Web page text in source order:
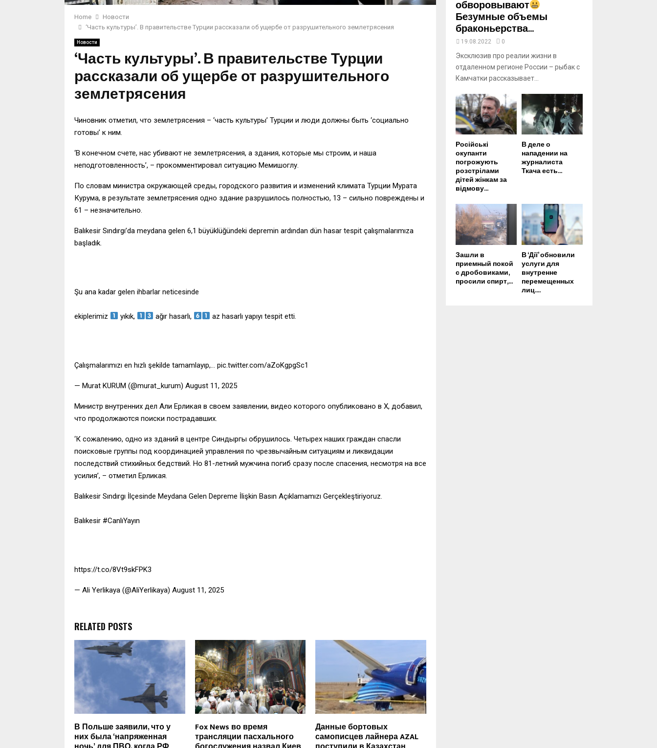
Home
Новости
‘Часть культуры’. В правительстве Турции рассказали об ущербе от разрушительного землетрясения
Новости
‘Часть культуры’. В правительстве Турции
рассказали об ущербе от разрушительного
землетрясения
Чиновник отметил, что землетрясения – ‘часть культуры’ Турции и люди должны быть ‘социально
готовы’ к ним.
‘В конечном счете, нас убивают не землетрясения, а здания, которые мы строим, и наша
неподготовленность’, – прокомментировал ситуацию Мемишоглу.
По словам министра окружающей среды, городского развития и изменений климата Турции Мурата
Курума, в результате землетрясения одно здание разрушилось полностью, 13 – сильно повреждены и
61 – незначительно.
Balıkesir Sındırgı’da meydana gelen 6,1 büyüklüğündeki depremin ardından dün hasar tespit çalışmalarımıza
başladık.
Şu ana kadar gelen ihbarlar neticesinde
ekiplerimiz yıkık, ağır hasarlı, az hasarlı yapıyı tespit etti.
Çalışmalarımızı en hızlı şekilde tamamlayıp,… pic.twitter.com/aZoKgpgSc1
— Murat KURUM (@murat_kurum) August 11, 2025
Министр внутренних дел Али Ерликая в своем заявлении, видео которого опубликовано в Х, добавил,
что продолжаются поиски пострадавших.
‘К сожалению, одно из зданий в центре Синдыргы обрушилось. Четырех наших граждан спасли
поисковые группы под координацией управления по чрезвычайным ситуациям и ликвидации
последствий стихийных бедствий. Но 81-летний мужчина погиб сразу после спасения, несмотря на все
усилия’, – отметил Ерликая.
Balıkesir Sındırgı İlçesinde Meydana Gelen Depreme İlişkin Basın Açıklamamızı Gerçekleştiriyoruz.
Balıkesir #CanlıYayın
https://t.co/8Vt9skFPK3
— Ali Yerlikaya (@AliYerlikaya) August 11, 2025
RELATED POSTS
В Польше заявили, что у
них была ‘напряженная
Fox News во время
трансляции пасхального
Данные бортовых
самописцев лайнера AZAL
обворовывают
Безумные объемы
браконьерства...
19.08.2022 0
Эксклюзив про реалии жизни в
отдаленном регионе России – рыбак с
Камчатки рассказывает...
Російські
окупанти
погрожують
розстрілами
дітей жінкам за
відмову...
В деле о
нападении на
журналиста
Ткача есть...
Зашли в
приемный покой
с дробовиками,
просили спирт,...
В ‘Дії’ обновили
услуги для
внутренне
перемещенных
лиц....